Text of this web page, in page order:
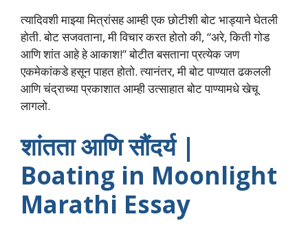
त्यादिवशी माझ्या मित्रांसह आम्ही एक छोटीशी बोट भाड्याने घेतली
होती. बोट सजवताना, मी विचार करत होतो की, “अरे, किती गोड
आणि शांत आहे हे आकाश!” बोटीत बसताना प्रत्येक जण
एकमेकांकडे हसून पाहत होतो. त्यानंतर, मी बोट पाण्यात ढकलली
आणि चंद्राच्या प्रकाशात आम्ही उत्साहात बोट पाण्यामधे खेचू
लागलो.
शांतता आणि सौंदर्य |
Boating in Moonlight
Marathi Essay